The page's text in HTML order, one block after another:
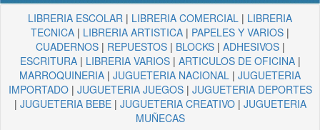
LIBRERIA ESCOLAR | LIBRERIA COMERCIAL | LIBRERIA
TECNICA | LIBRERIA ARTISTICA | PAPELES Y VARIOS |
CUADERNOS| REPUESTOS| BLOCKS| ADHESIVOS|
ESCRITURA| LIBRERIA VARIOS| ARTICULOS DE OFICINA|
MARROQUINERIA | JUGUETERIA NACIONAL | JUGUETERIA
IMPORTADO| JUGUETERIA JUEGOS| JUGUETERIA DEPORTES
| JUGUETERIA BEBE| JUGUETERIA CREATIVO| JUGUETERIA
MUÑECAS